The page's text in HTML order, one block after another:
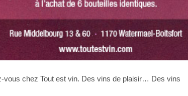
vous chez Tout est vin. Des vins de plaisir… Des vins